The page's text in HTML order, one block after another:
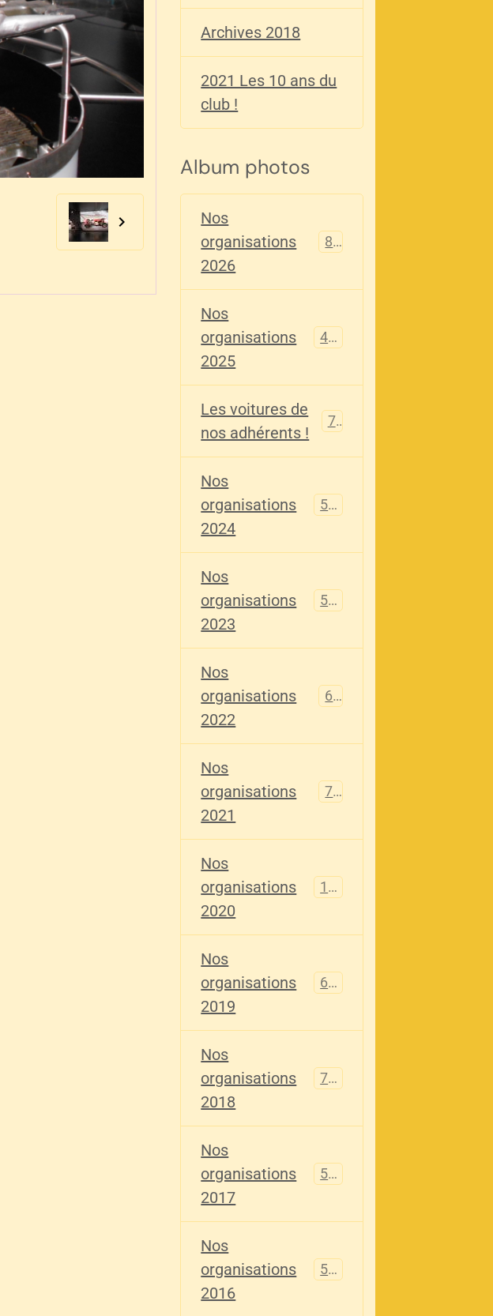
Archives 2018
2021 Les 10 ans du
club !
Album photos
Nos
organisations
2026
82
Nos
organisations
2025
405
Les voitures de
nos adhérents !
73
Nos
organisations
2024
587
Nos
organisations
2023
567
Nos
organisations
2022
61
Nos
organisations
2021
79
Nos
organisations
2020
121
Nos
organisations
2019
696
Nos
organisations
2018
741
Nos
organisations
2017
555
Nos
organisations
2016
520